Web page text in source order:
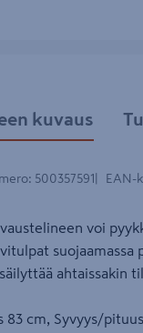
kuvaus
: 500357591 EAN-
voi
ahtaissakin
83 cm, Syvyys/